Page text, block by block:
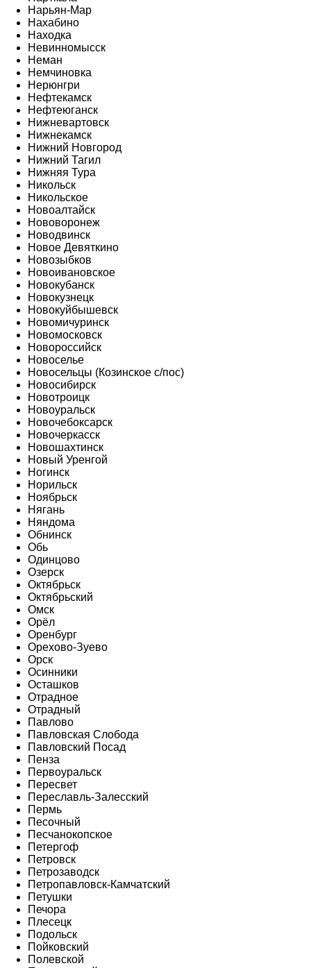
Нарьян-Мар
Нахабино
Находка
Невинномысск
Неман
Немчиновка
Нерюнгри
Нефтекамск
Нефтеюганск
Нижневартовск
Нижнекамск
Нижний Новгород
Нижний Тагил
Нижняя Тура
Никольск
Никольское
Новоалтайск
Нововоронеж
Новодвинск
Новое Девяткино
Новозыбков
Новоивановское
Новокубанск
Новокузнецк
Новокуйбышевск
Новомичуринск
Новомосковск
Новороссийск
Новоселье
Новосельцы (Козинское с/пос)
Новосибирск
Новотроицк
Новоуральск
Новочебоксарск
Новочеркасск
Новошахтинск
Новый Уренгой
Ногинск
Норильск
Ноябрьск
Нягань
Няндома
Обнинск
Обь
Одинцово
Озерск
Октябрьск
Октябрьский
Омск
Орёл
Оренбург
Орехово-Зуево
Орск
Осинники
Осташков
Отрадное
Отрадный
Павлово
Павловская Слобода
Павловский Посад
Пенза
Первоуральск
Пересвет
Переславль-Залесский
Пермь
Песочный
Песчанокопское
Петергоф
Петровск
Петрозаводск
Петропавловск-Камчатский
Петушки
Печора
Плесецк
Подольск
Пойковский
Полевской